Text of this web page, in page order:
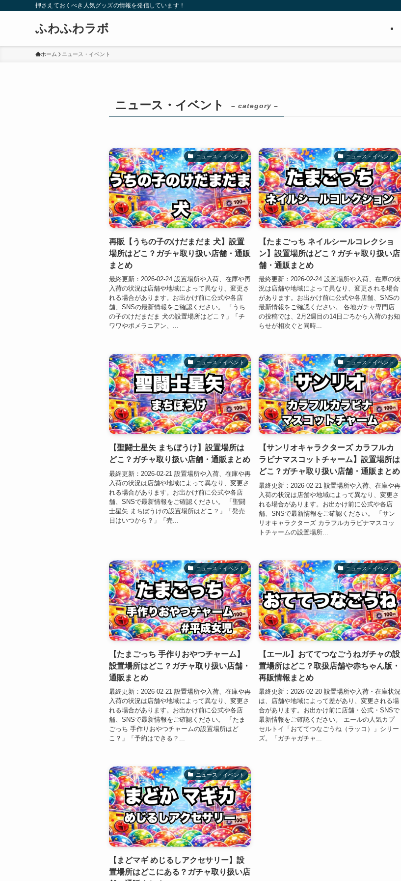
押さえておくべき人気グッズの情報を発信しています！
ふわふわラボ
ホーム ニュース・イベント
ニュース・イベント – category –
ニュース・イベント
再販【うちの子のけだまだま 犬】設置
場所はどこ？ガチャ取り扱い店舗・通販
まとめ
最終更新：2026-02-24 設置場所や入荷、在庫や再
入荷の状況は店舗や地域によって異なり、変更さ
れる場合があります。お出かけ前に公式や各店
舗、SNSの最新情報をご確認ください。 「うち
の子のけだまだま 犬の設置場所はどこ？」「チ
ワワやポメラニアン、...
ニュース・イベント
【たまごっち ネイルシールコレクショ
ン】設置場所はどこ？ガチャ取り扱い店
舗・通販まとめ
最終更新：2026-02-24 設置場所や入荷、在庫の状
況は店舗や地域によって異なり、変更される場合
があります。お出かけ前に公式や各店舗、SNSの
最新情報をご確認ください。 各地ガチャ専門店
の投稿では、2月2週目の14日ごろから入荷のお知
らせが相次ぐと同時...
ニュース・イベント
【聖闘士星矢 まちぼうけ】設置場所は
どこ？ガチャ取り扱い店舗・通販まとめ
最終更新：2026-02-21 設置場所や入荷、在庫や再
入荷の状況は店舗や地域によって異なり、変更さ
れる場合があります。お出かけ前に公式や各店
舗、SNSで最新情報をご確認ください。 「聖闘
士星矢 まちぼうけの設置場所はどこ？」「発売
日はいつから？」「売...
ニュース・イベント
【サンリオキャラクターズ カラフルカ
ラビナマスコットチャーム】設置場所は
どこ？ガチャ取り扱い店舗・通販まとめ
最終更新：2026-02-21 設置場所や入荷、在庫や再
入荷の状況は店舗や地域によって異なり、変更さ
れる場合があります。お出かけ前に公式や各店
舗、SNSで最新情報をご確認ください。 「サン
リオキャラクターズ カラフルカラビナマスコッ
トチャームの設置場所...
ニュース・イベント
【たまごっち 手作りおやつチャーム】
設置場所はどこ？ガチャ取り扱い店舗・
通販まとめ
最終更新：2026-02-21 設置場所や入荷、在庫や再
入荷の状況は店舗や地域によって異なり、変更さ
れる場合があります。お出かけ前に公式や各店
舗、SNSで最新情報をご確認ください。 「たま
ごっち 手作りおやつチャームの設置場所はど
こ？」「予約はできる？...
ニュース・イベント
【エール】おててつなごうねガチャの設
置場所はどこ？取扱店舗や赤ちゃん版・
再販情報まとめ
最終更新：2026-02-20 設置場所や入荷・在庫状況
は、店舗や地域によって差があり、変更される場
合があります。お出かけ前に店舗・公式・SNSで
最新情報をご確認ください。 エールの人気カプ
セルトイ「おててつなごうね（ラッコ）」シリー
ズ。「ガチャガチャ...
ニュース・イベント
【まどマギ めじるしアクセサリー】設
置場所はどこにある？ガチャ取り扱い店